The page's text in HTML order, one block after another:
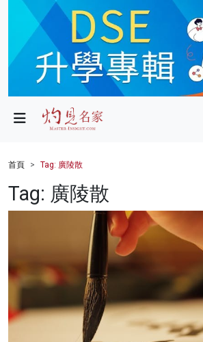
政局
財經
健康
科技
首頁 Tag: 廣陵散
Tag: 廣陵散